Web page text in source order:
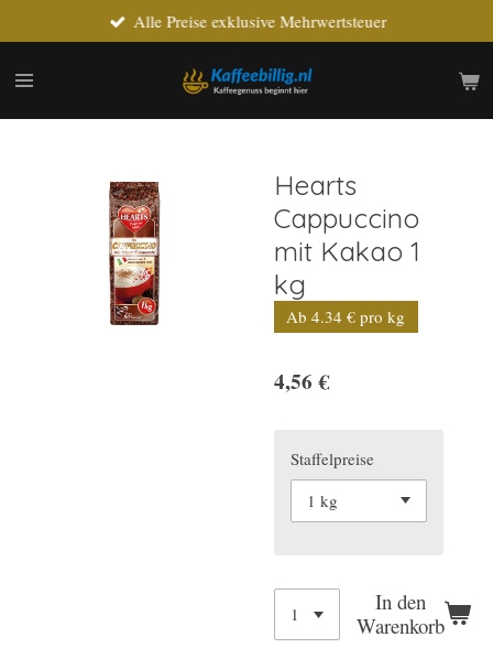
Hauptinhalt
springen
Alle Preise exklusive Mehrwertsteuer
Hearts
Cappuccino
mit Kakao 1
kg
Ab 4.34 € pro kg
4,56 €
Staffelpreise
In den
Warenkorb